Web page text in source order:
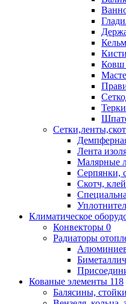
Кисти
Ковш
Терки
Лента
Малярные
Серпянки,
Скотч,
Климатическое
Конвекторы 0
Радиаторы
Кованые элементы 118
Балясины,